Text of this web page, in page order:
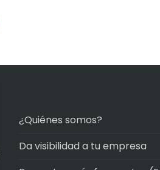
¿Quiénes somos?
Da visibilidad a tu empresa